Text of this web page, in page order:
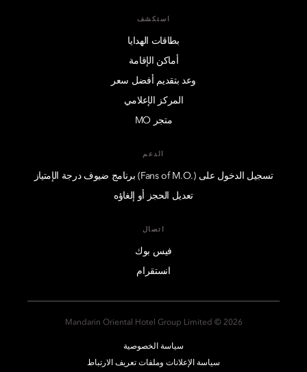
استكشف
بطاقات الهدايا
أماكن الإقامة
وعد بتقديم أفضل سعر
المركز الإعلامي
متجر MO
الدعم
تسجيل الدخول على (.Fans of M.O) برنامج ضيوف درجة الإمتياز
تعديل الحجز أو إلغاؤه
اتصال
فيس بوك
انستقرام
2026 © Mandarin Oriental Hotel Group Limited
سياسة الخصوصية
سياسة الإعلانات وملفات تعريف الارتباط